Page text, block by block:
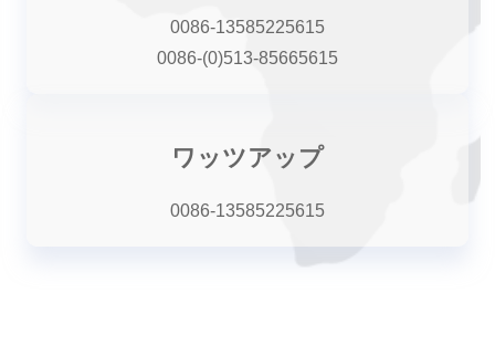
0086-13585225615
0086-(0)513-85665615
ワッツアップ
0086-13585225615